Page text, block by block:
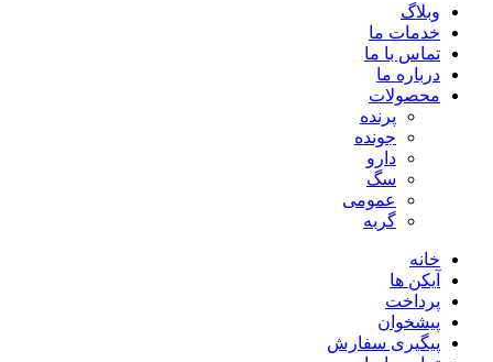
وبلاگ
خدمات ما
تماس با ما
درباره ما
محصولات
پرنده
جونده
دارو
سگ
عمومی
گربه
خانه
آیکن ها
پرداخت
پیشخوان
پیگیری سفارش